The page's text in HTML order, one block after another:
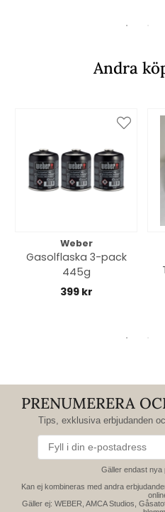
Andra
Weber
Gasolflaska 3-pack
445g
399 kr
PRENUMERERA
Tips, exklusiva erbjudanden
Gäller endast nya
Kan ej kombineras med andra
Gäller ej: WEBER, AMCA Studios,